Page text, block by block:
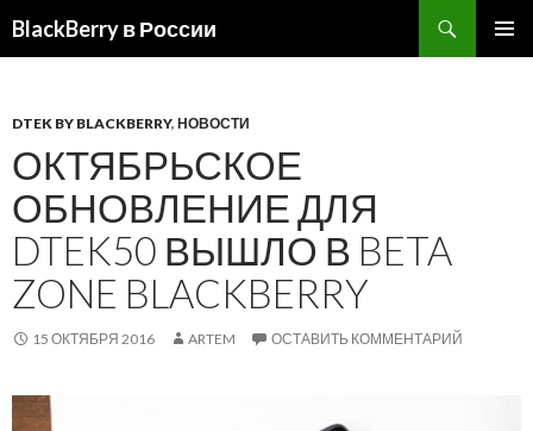
BlackBerry в России
DTEK BY BLACKBERRY, НОВОСТИ
ОКТЯБРЬСКОЕ
ОБНОВЛЕНИЕ ДЛЯ
DTEK50 ВЫШЛО В BETA
ZONE BLACKBERRY
15 ОКТЯБРЯ 2016 ARTEM ОСТАВИТЬ КОММЕНТАРИЙ